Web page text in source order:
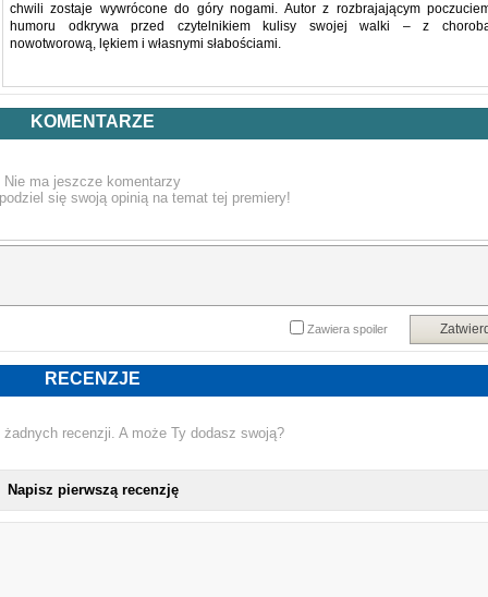
chwili zostaje wywrócone do góry nogami. Autor z rozbrajającym
humoru odkrywa przed czytelnikiem kulisy swojej walki – z
nowotworową, lękiem i własnymi słabościami.
Ta książka to nie tylko ważny głos w dyskusji o polskiej służbie zdrowia, ale
historia o ludzkiej sile, determinacji oraz przewrotności losu. Błyskotliwe
i ironia, zabarwiona czułością, sprawiają, że relacja autora bawi, wzrusza i
Dla wszystkich, którzy zetknęli lub zetkną się z rakiem – osobiście lub za
KOMENTARZE
Nie ma jeszcze komentarzy
się swoją opinią na temat tej premiery!
Zawiera spoiler
RECENZJE
recenzji. A może Ty dodasz swoją?
Napisz pierwszą recenzję